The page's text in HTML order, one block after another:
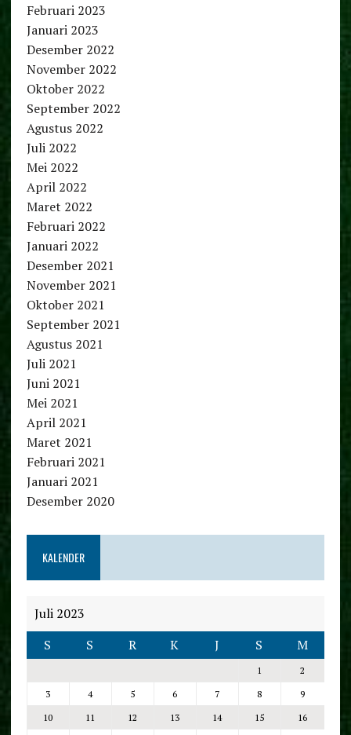
Februari 2023
Januari 2023
Desember 2022
November 2022
Oktober 2022
September 2022
Agustus 2022
Juli 2022
Mei 2022
April 2022
Maret 2022
Februari 2022
Januari 2022
Desember 2021
November 2021
Oktober 2021
September 2021
Agustus 2021
Juli 2021
Juni 2021
Mei 2021
April 2021
Maret 2021
Februari 2021
Januari 2021
Desember 2020
KALENDER
Juli 2023
S
S R K J S M
1
2
3
4 5 6 7 8
9
10
11 12 13 14 15
16